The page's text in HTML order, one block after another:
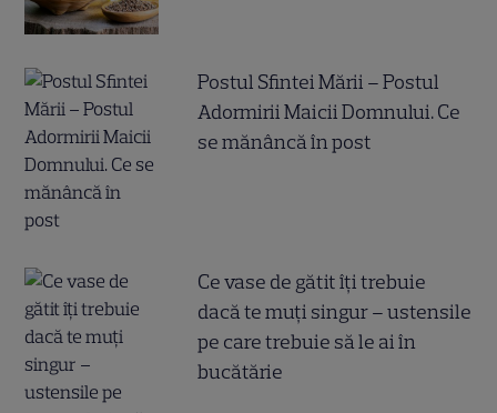
Postul Sfintei Mării – Postul
Adormirii Maicii Domnului. Ce
se mănâncă în post
Ce vase de gătit îți trebuie
dacă te muți singur – ustensile
pe care trebuie să le ai în
bucătărie